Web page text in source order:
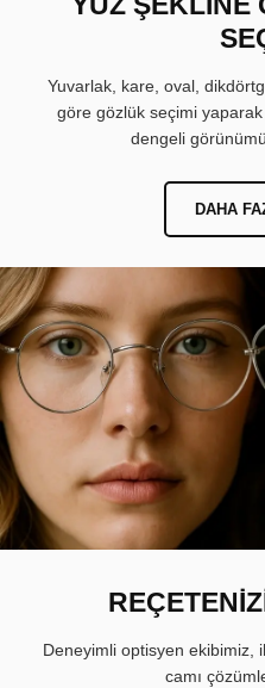
Yuvarlak, kare, oval,
göre gözlük seçimi
dengeli
DAHA
Deneyimli optisyen ekibimiz,
camı